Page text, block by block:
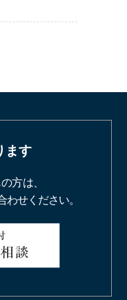
ます
方は、
せください。